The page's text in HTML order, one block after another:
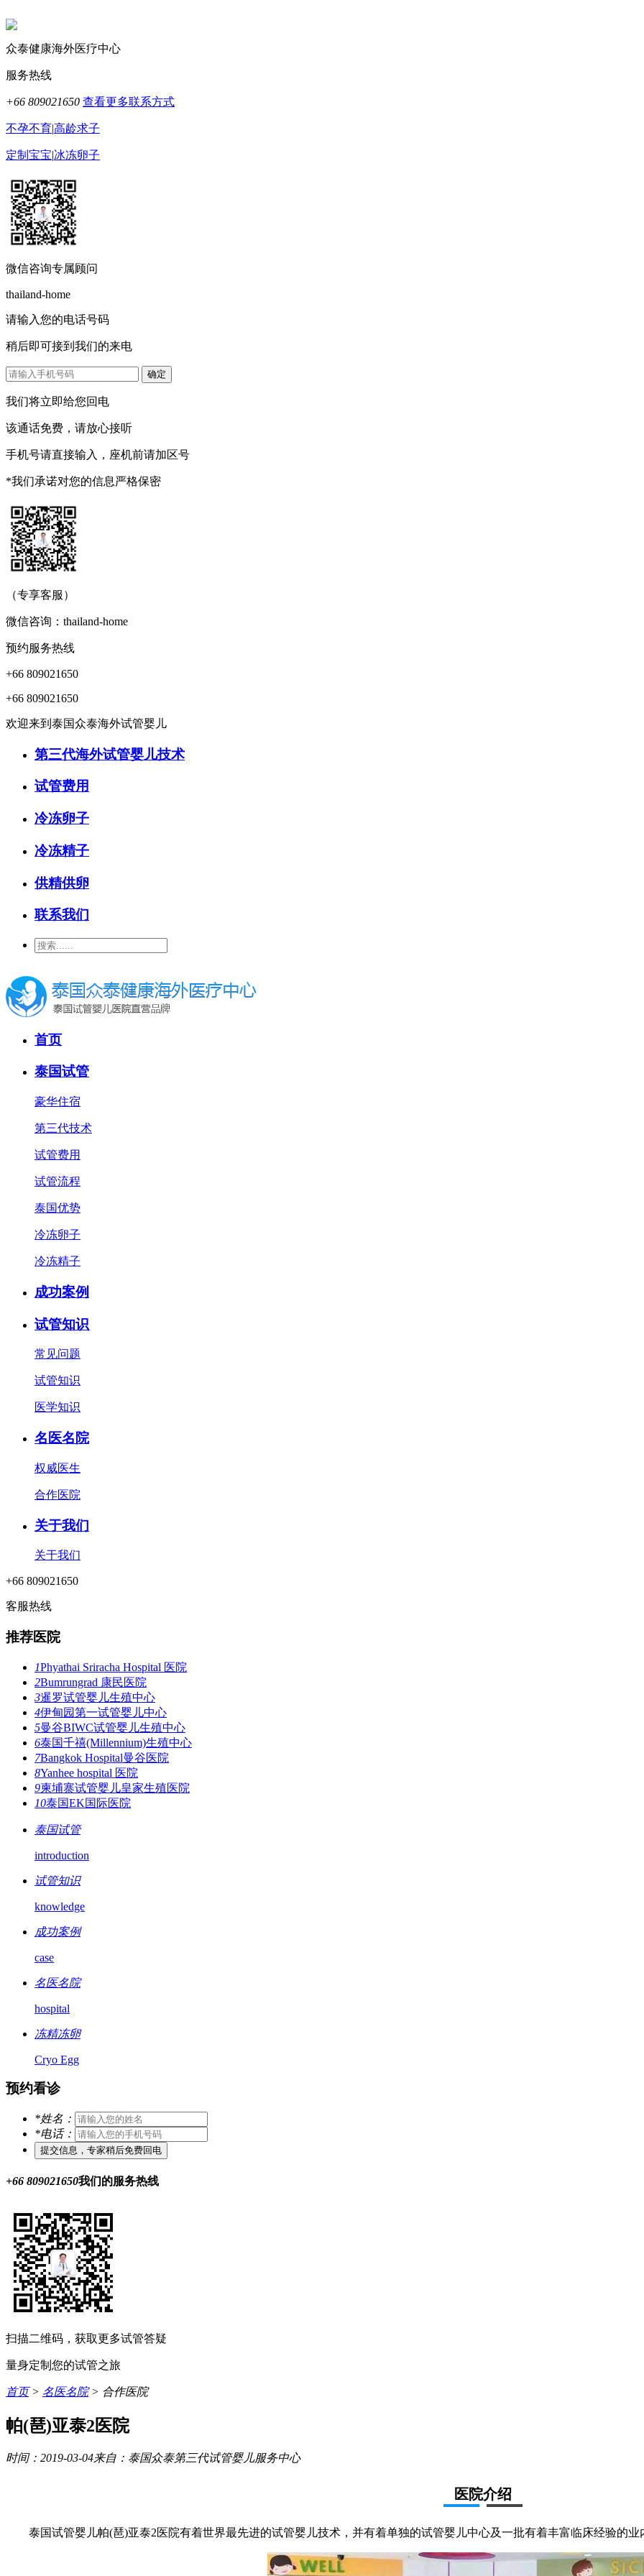
众泰健康海外医疗中心
服务热线
+66 809021650 查看更多联系方式
不孕不育|高龄求子
定制宝宝|冰冻卵子
微信咨询专属顾问
thailand-home
请输入您的电话号码
稍后即可接到我们的来电
我们将立即给您回电
该通话免费，请放心接听
手机号请直接输入，座机前请加区号
*我们承诺对您的信息严格保密
（专享客服）
微信咨询：thailand-home
预约服务热线
+66 809021650
+66 809021650
欢迎来到泰国众泰海外试管婴儿
第三代海外试管婴儿技术
试管费用
冷冻卵子
冷冻精子
供精供卵
联系我们
首页
泰国试管
豪华住宿
第三代技术
试管费用
试管流程
泰国优势
冷冻卵子
冷冻精子
成功案例
试管知识
常见问题
试管知识
医学知识
名医名院
权威医生
合作医院
关于我们
关于我们
+66 809021650
客服热线
推荐医院
1Phyathai Sriracha Hospital 医院
2Bumrungrad 康民医院
3暹罗试管婴儿生殖中心
4伊甸园第一试管婴儿中心
5曼谷BIWC试管婴儿生殖中心
6泰国千禧(Millennium)生殖中心
7Bangkok Hospital曼谷医院
8Yanhee hospital 医院
9柬埔寨试管婴儿皇家生殖医院
10泰国EK国际医院
泰国试管
introduction
试管知识
knowledge
成功案例
case
名医名院
hospital
冻精冻卵
Cryo Egg
预约看诊
*姓名：
*电话：
+66 809021650我们的服务热线
扫描二维码，获取更多试管答疑
量身定制您的试管之旅
首页> 名医名院> 合作医院
帕(琶)亚泰2医院
时间：2019-03-04来自：泰国众泰第三代试管婴儿服务中心
医院介绍
泰国试管婴儿帕(琶)亚泰2医院有着世界最先进的试管婴儿技术，并有着单独的试管婴儿中心及一批有着丰富临床经验的